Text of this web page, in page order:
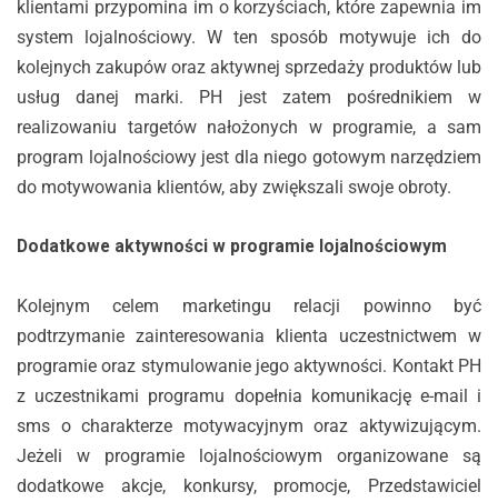
klientami przypomina im o korzyściach, które zapewnia im
system lojalnościowy. W ten sposób motywuje ich do
kolejnych zakupów oraz aktywnej sprzedaży produktów lub
usług danej marki. PH jest zatem pośrednikiem w
realizowaniu targetów nałożonych w programie, a sam
program lojalnościowy jest dla niego gotowym narzędziem
do motywowania klientów, aby zwiększali swoje obroty.
Dodatkowe aktywności w programie lojalnościowym
Kolejnym celem marketingu relacji powinno być
podtrzymanie zainteresowania klienta uczestnictwem w
programie oraz stymulowanie jego aktywności. Kontakt PH
z uczestnikami programu dopełnia komunikację e-mail i
sms o charakterze motywacyjnym oraz aktywizującym.
Jeżeli w programie lojalnościowym organizowane są
dodatkowe akcje, konkursy, promocje, Przedstawiciel